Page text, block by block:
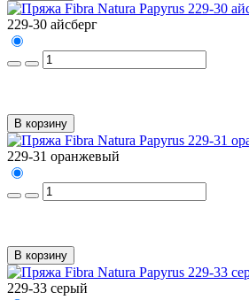
229-30 айсберг
В корзину
229-31 оранжевый
В корзину
229-33 серый